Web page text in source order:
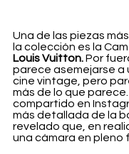
Una de las piezas
la colección es la
Louis Vuitton. Por
parece asemejarse a
cine vintage, pero
más de lo que parece.
compartido en
más detallada de la
revelado que, en
una cámara en pleno